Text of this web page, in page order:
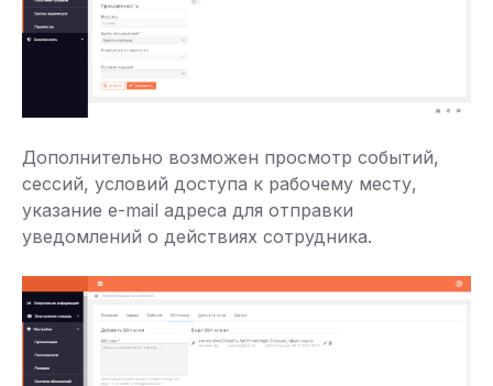
Дополнительно возможен просмотр событий,
сессий, условий доступа к рабочему месту,
указание e-mail адреса для отправки
уведомлений о действиях сотрудника.